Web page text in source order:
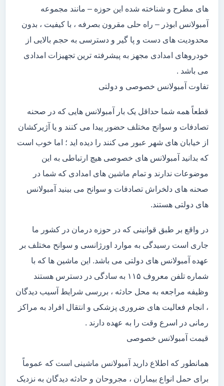
های مطرح و شناخته شده این حوزه – مانند مجموعه
آمبولانس ابوذر – راه حلی مقرون بصرفه ، با کیفیت ، بدون
محدودیت های دست و پا گیر و دسترسی به حجم بالایی از
خودروهای امدادی مجهز به پیشرفته ترین تجهیزات امدادی
می باشد .
تفاوت آمبولانس خصوصی و دولتی
قطعاً همه شما حداقل یک بار آمبولانس هایی که در صحنه
تصادفات و سوانح مختلف حضور پیدا می کنند و یا آژیرکشان
از خیابان های شهر عبور می کنند را دیده اید ؛ اما خوب است
که بدانید آمبولانس های خصوصی هیچ ارتباطی به این
موضوعات ندارند و تمام ماشین های امدادی که شما در
صحنه های دلخراش تصادفات و سوانح می بینید آمبولانس
های دولتی هستند.
در واقع بر طبق قوانینی که در حوزه درمان در کشور ما
جاری است رسیدگی به موارد اورژانسی و سوانح مختلف بر
عهده آمبولانس های دولتی می باشد. این ماشین ها که با
شماره تلفن معروف ۱۱۵ به سادگی در دسترس هستند
وظیفه مراجعه به محل حادثه ، بررسی شرایط آسیب دیدگان
، انجام فعالیت های ضروری پزشکی و انتقال افراد به مراکز
رمانی در اسرع وقت را به عهده دارند .
قیمت آمبولانس خصوصی
همانطور که اطلاع دارید آمبولانس ماشینی است که عموماً
برای حمل انواع بیماران ، مجروحان و حادثه دیدگان به نزدیک